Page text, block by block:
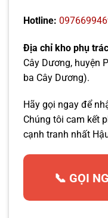
Hotline:
Địa chỉ kho phụ
Cây Dương, huyện
ba Cây Dương).
Hãy gọi ngay để
Chúng tôi cam kết
cạnh tranh nhất
📞 GỌI